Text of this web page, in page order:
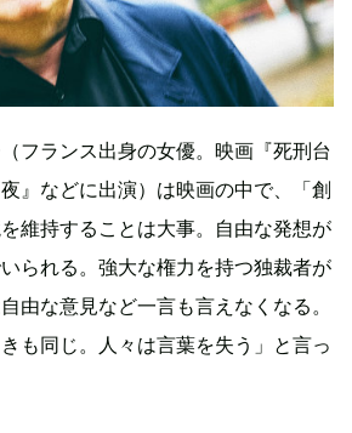
フランス出身の女優。映画『死刑台
』などに出演）は映画の中で、「創
維持することは大事。自由な発想が
られる。強大な権力を持つ独裁者が
由な意見など一言も言えなくなる。
も同じ。人々は言葉を失う」と言っ